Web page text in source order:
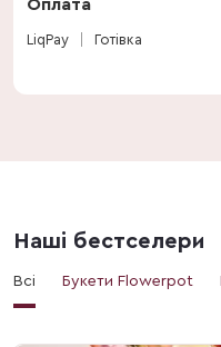
Оплата
LiqPay Готівка
Наші бестселери
Всі Букети Flowerpot